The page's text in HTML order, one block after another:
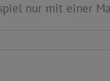
nur mit einer